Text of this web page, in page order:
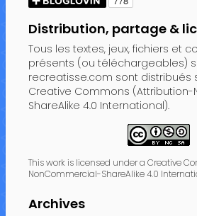
Distribution, partage &
Tous les textes, jeux, fichiers et
présents (ou téléchargeables)
recreatisse.com sont distribués
Creative Commons
ShareAlike 4.0 International).
This work is licensed under a Creative
NonCommercial-ShareAlike 4.0
Archives